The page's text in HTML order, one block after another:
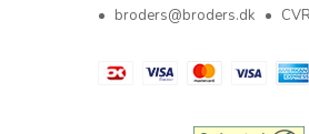
broders@broders.dk